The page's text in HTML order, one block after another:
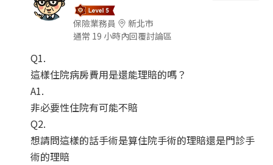
保險業務員
新北市
通常 19 小時內回覆討論區
Q1.
這樣住院病房費用是還能理賠的嗎？
A1.
非必要性住院有可能不賠
Q2.
想請問這樣的話手術是算住院手術的理賠還是門診手
術的理賠